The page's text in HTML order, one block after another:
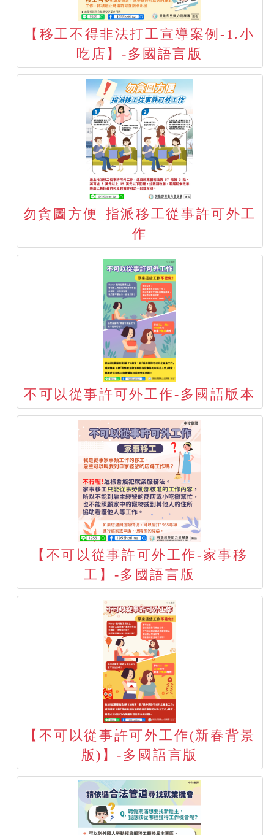
【移工不得非法打工宣導案例-1.小
吃店】-多國語言版
勿貪圖方便 指派移工從事許可外工
作
不可以從事許可外工作-多國語版本
【不可以從事許可外工作-家事移
工】-多國語言版
【不可以從事許可外工作(新春背景
版)】-多國語言版